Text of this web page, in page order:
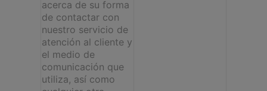
acerca de su forma
de contactar con
nuestro servicio de
atención al cliente y
el medio de
comunicación que
utiliza, así como